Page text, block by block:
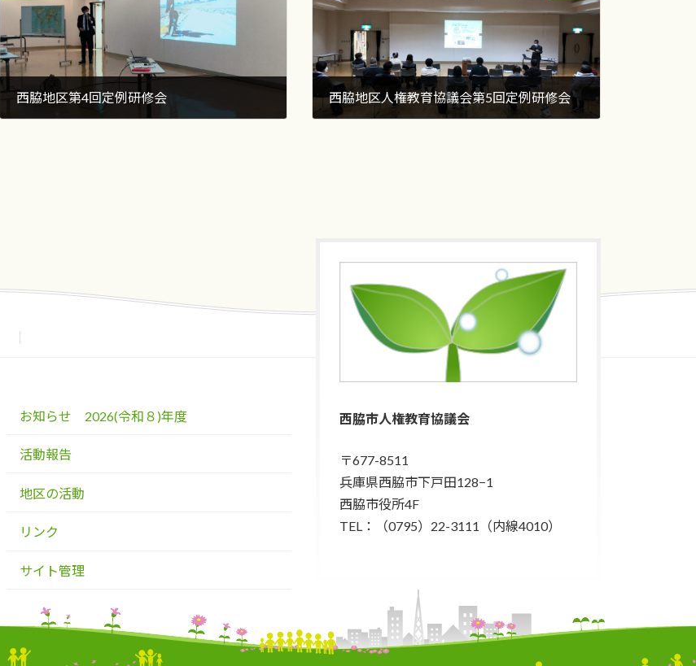
西脇地区第4回定例研修会 西脇地区人権教育協議会第5回定例研修会
お知らせ 2026(令和８)年度
活動報告
地区の活動
リンク
サイト管理
西脇市人権教育協議会
〒677-8511
兵庫県西脇市下戸田128−1
西脇市役所4F
TEL：（0795）22-3111（内線4010）